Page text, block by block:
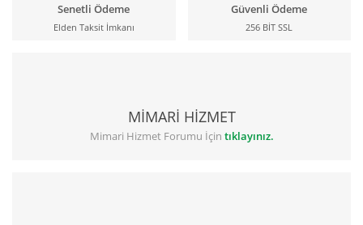
Senetli Ödeme
Elden Taksit İmkanı
Güvenli Ödeme
256 BİT SSL
MİMARİ HİZMET
Mimari Hizmet Forumu İçin tıklayınız.